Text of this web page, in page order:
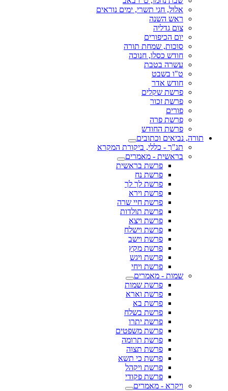
אלול, חגי תשרי, ימים נוראים
ראש השנה
צום גדליה
יום הכיפורים
סוכות, שמחת תורה
חודש כסלו, חנוכה
עשרה בטבת
ט"ו בשבט
חודש אדר
פרשת שקלים
פרשת זכור
פורים
פרשת פרה
פרשת החודש
תורה, נביאים וכתובים
תנ"ך - כללי, ביקורת המקרא
בראשית - מאמרים
פרשת בראשית
פרשת נח
פרשת לך לך
פרשת וירא
פרשת חיי שרה
פרשת תולדות
פרשת ויצא
פרשת וישלח
פרשת וישב
פרשת מקץ
פרשת ויגש
פרשת ויחי
שמות - מאמרים
פרשת שמות
פרשת וארא
פרשת בא
פרשת בשלח
פרשת יתרו
פרשת משפטים
פרשת תרומה
פרשת תצוה
פרשת כי תשא
פרשת ויקהל
פרשת פקודי
ויקרא - מאמרים